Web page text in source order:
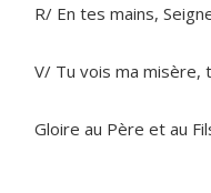
R/ En tes mains,
V/ Tu vois ma misère,
Gloire au Père et au